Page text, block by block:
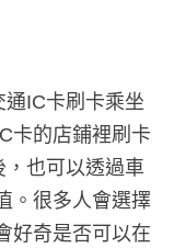
IC卡刷卡乘坐
卡的店鋪裡刷卡
也可以透過車
。很多人會選擇
好奇是否可以在